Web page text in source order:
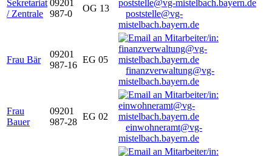
Sekretariat
/ Zentrale
09201
987-0
OG 13
poststelle@vg-
mistelbach.bayern.de
Frau Bär
09201
987-16
EG 05
finanzverwaltung@vg-
mistelbach.bayern.de
Frau
Bauer
09201
987-28
EG 02
einwohneramt@vg-
mistelbach.bayern.de